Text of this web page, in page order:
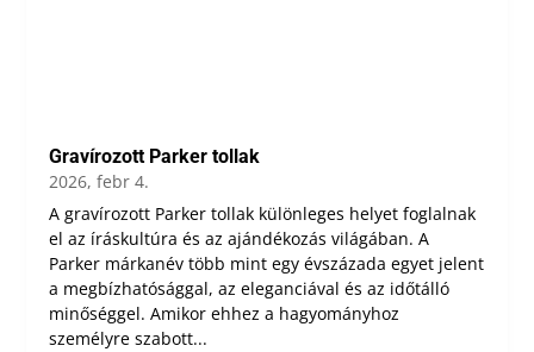
Gravírozott Parker tollak
2026, febr 4.
A gravírozott Parker tollak különleges helyet foglalnak
el az íráskultúra és az ajándékozás világában. A
Parker márkanév több mint egy évszázada egyet jelent
a megbízhatósággal, az eleganciával és az időtálló
minőséggel. Amikor ehhez a hagyományhoz
személyre szabott...